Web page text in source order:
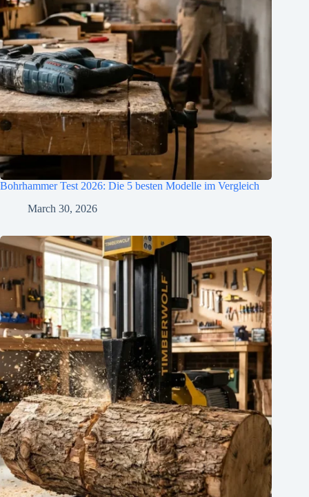
Bohrhammer Test 2026: Die 5 besten Modelle im Vergleich
March 30, 2026